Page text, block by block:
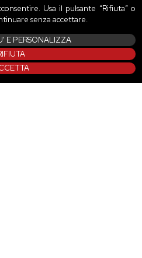
Usa il pulsante “Rifiuta” o
senza accettare.
E PERSONALIZZA